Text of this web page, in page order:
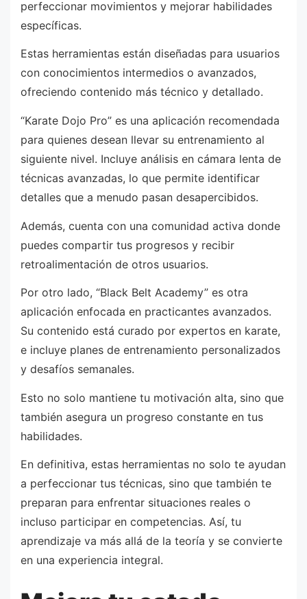
perfeccionar movimientos y mejorar habilidades
específicas.
Estas herramientas están diseñadas para usuarios
con conocimientos intermedios o avanzados,
ofreciendo contenido más técnico y detallado.
“Karate Dojo Pro” es una aplicación recomendada
para quienes desean llevar su entrenamiento al
siguiente nivel. Incluye análisis en cámara lenta de
técnicas avanzadas, lo que permite identificar
detalles que a menudo pasan desapercibidos.
Además, cuenta con una comunidad activa donde
puedes compartir tus progresos y recibir
retroalimentación de otros usuarios.
Por otro lado, “Black Belt Academy” es otra
aplicación enfocada en practicantes avanzados.
Su contenido está curado por expertos en karate,
e incluye planes de entrenamiento personalizados
y desafíos semanales.
Esto no solo mantiene tu motivación alta, sino que
también asegura un progreso constante en tus
habilidades.
En definitiva, estas herramientas no solo te ayudan
a perfeccionar tus técnicas, sino que también te
preparan para enfrentar situaciones reales o
incluso participar en competencias. Así, tu
aprendizaje va más allá de la teoría y se convierte
en una experiencia integral.